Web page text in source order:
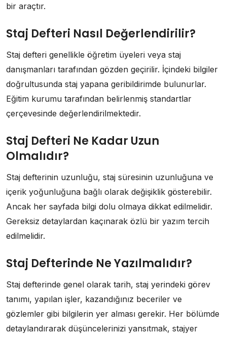
bir araçtır.
Staj Defteri Nasıl Değerlendirilir?
Staj defteri genellikle öğretim üyeleri veya staj
danışmanları tarafından gözden geçirilir. İçindeki bilgiler
doğrultusunda staj yapana geribildirimde bulunurlar.
Eğitim kurumu tarafından belirlenmiş standartlar
çerçevesinde değerlendirilmektedir.
Staj Defteri Ne Kadar Uzun
Olmalıdır?
Staj defterinin uzunluğu, staj süresinin uzunluğuna ve
içerik yoğunluğuna bağlı olarak değişiklik gösterebilir.
Ancak her sayfada bilgi dolu olmaya dikkat edilmelidir.
Gereksiz detaylardan kaçınarak özlü bir yazım tercih
edilmelidir.
Staj Defterinde Ne Yazılmalıdır?
Staj defterinde genel olarak tarih, staj yerindeki görev
tanımı, yapılan işler, kazandığınız beceriler ve
gözlemler gibi bilgilerin yer alması gerekir. Her bölümde
detaylandırarak düşüncelerinizi yansıtmak, stajyer